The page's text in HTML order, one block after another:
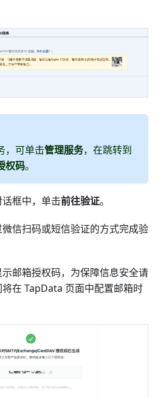
，可单击管理服务，在跳转到
权码。
话框中，单击前往验证。
信扫码或短信验证的方式完成验
邮箱授权码，为保障信息安全请
在 TapData 页面中配置邮箱时